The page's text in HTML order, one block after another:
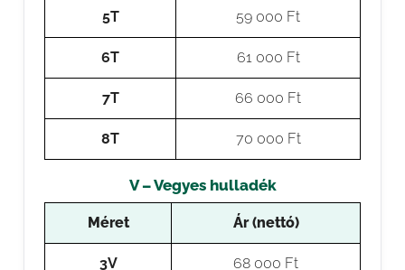
5T 59 000 Ft
6T 61 000 Ft
7T 66 000 Ft
8T 70 000 Ft
V – Vegyes hulladék
Méret Ár (nettó)
3V 68 000 Ft